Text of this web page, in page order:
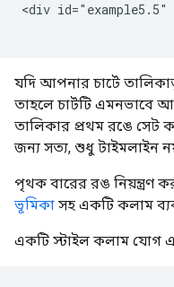
<div
যদি আপনার চার্টে
তাহলে চার্টটি এমনভাবে
তালিকার প্রথম রঙে সেট
জন্য সত্য, শুধু টাইমলাইন
পৃথক বারের রঙ নিয়ন্ত্রণ
ভূমিকা সহ একটি কলাম
একটি স্টাইল কলাম যোগ